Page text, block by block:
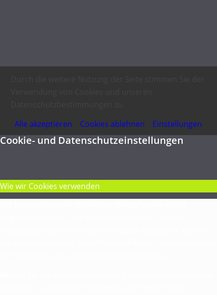
Alle akzeptieren
Cookies ablehnen Einstellungen
Cookie- und Datenschutzeinstellungen
Wie wir Cookies verwenden